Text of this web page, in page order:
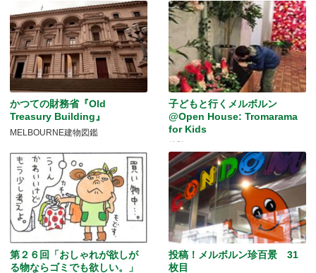
かつての財務省『Old
Treasury Building』
MELBOURNE建物図鑑
子どもと行くメルボルン
@Open House: Tromarama
for Kids
体験するアート♪
第２６回「おしゃれが欲しが
る物ならゴミでも欲しい。」
投稿！メルボルン珍百景 31
枚目